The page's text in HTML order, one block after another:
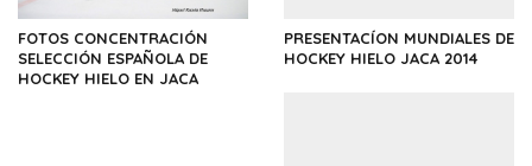
FOTOS CONCENTRACIÓN
SELECCIÓN ESPAÑOLA DE
HOCKEY HIELO EN JACA
PRESENTACÍON MUNDIALES DE
HOCKEY HIELO JACA 2014